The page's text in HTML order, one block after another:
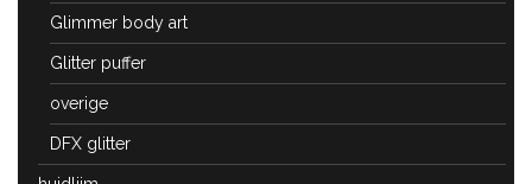
Glimmer body art
Glitter puffer
overige
DFX glitter